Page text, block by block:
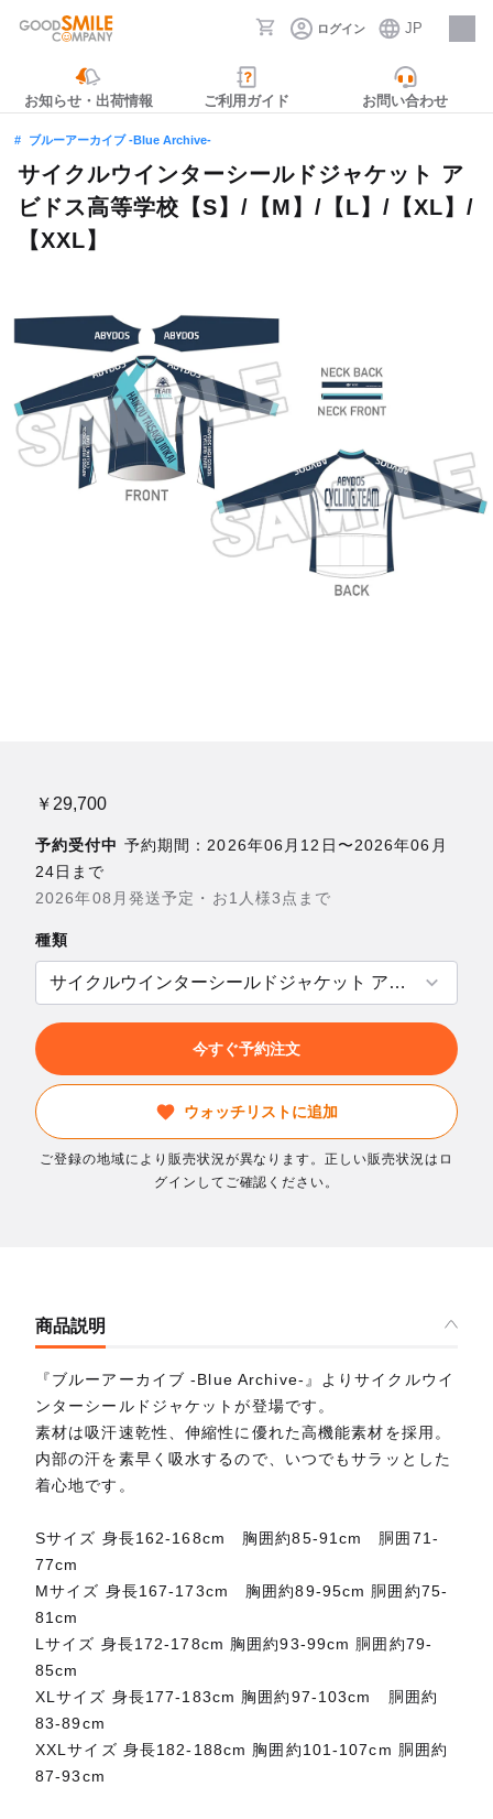
ログイン JP
採用情報
お知らせ・出荷情報 ご利用ガイド お問い合わせ
ブルーアーカイブ -Blue Archive-
サイクルウインターシールドジャケット ア
ビドス高等学校【S】/【M】/【L】/【XL】/
【XXL】
￥29,700
予約受付中 予約期間：2026年06月12日〜2026年06月
24日まで
2026年08月発送予定・お1人様3点まで
種類
今すぐ予約注文
ウォッチリストに追加
ご登録の地域により販売状況が異なります。正しい販売状況はロ
グインしてご確認ください。
商品説明
『ブルーアーカイブ -Blue Archive-』よりサイクルウイ
ンターシールドジャケットが登場です。
素材は吸汗速乾性、伸縮性に優れた高機能素材を採用。
内部の汗を素早く吸水するので、いつでもサラッとした
着心地です。
Sサイズ 身長162-168cm 胸囲約85-91cm 胴囲71-
77cm
Mサイズ 身長167-173cm 胸囲約89-95cm 胴囲約75-
81cm
Lサイズ 身長172-178cm 胸囲約93-99cm 胴囲約79-
85cm
XLサイズ 身長177-183cm 胸囲約97-103cm 胴囲約
83-89cm
XXLサイズ 身長182-188cm 胸囲約101-107cm 胴囲約
87-93cm